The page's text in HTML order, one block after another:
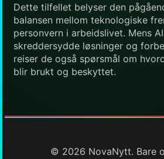
Dette tilfellet belyser den
balansen mellom teknologiske
personvern i arbeidslivet. Mens
skreddersydde løsninger og
reiser de også spørsmål om
blir brukt og beskyttet.
© 2026 NovaNytt. Bare